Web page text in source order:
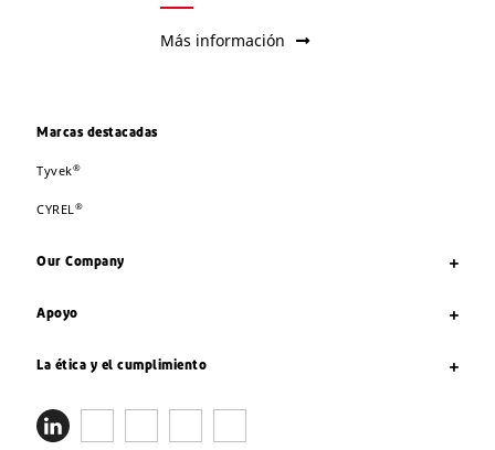
Más información
Marcas destacadas
Tyvek®
CYREL®
Our Company
Apoyo
La ética y el cumplimiento